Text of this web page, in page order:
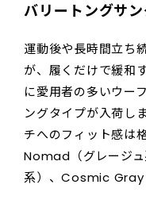
バリートングサ
運動後や長時間立ち
が、履くだけで緩和
に愛用者の多いウー
ングタイプが入荷し
チへのフィット感は
Nomad（グレージ
系）、Cosmic Gray